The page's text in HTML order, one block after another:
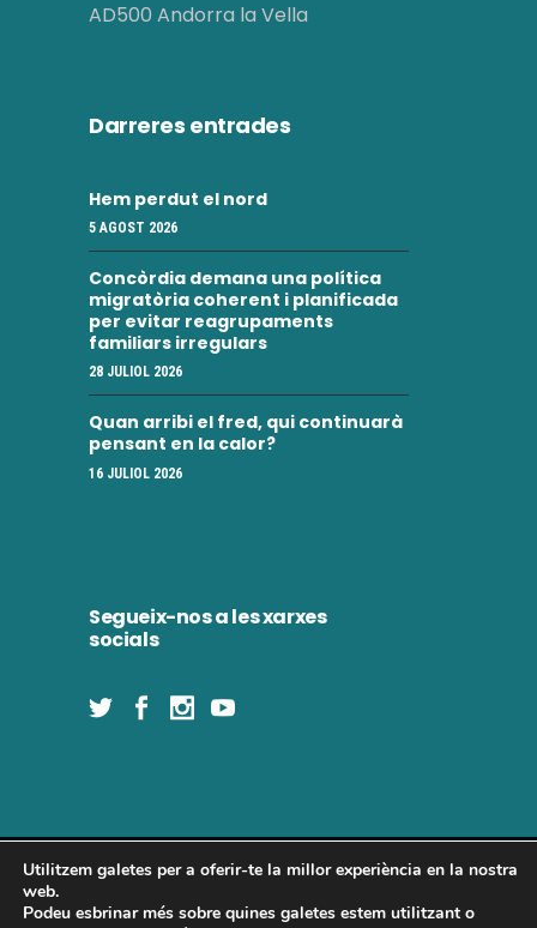
AD500 Andorra la Vella
Darreres entrades
Hem perdut el nord
5 AGOST 2026
Concòrdia demana una política
migratòria coherent i planificada
per evitar reagrupaments
familiars irregulars
28 JULIOL 2026
Quan arribi el fred, qui continuarà
pensant en la calor?
16 JULIOL 2026
Segueix-nos a les xarxes
socials
Concòrdia 2025 | Tots els drets reservats
Utilitzem galetes per a oferir-te la millor experiència en la nostra
web.
Podeu esbrinar més sobre quines galetes estem utilitzant o